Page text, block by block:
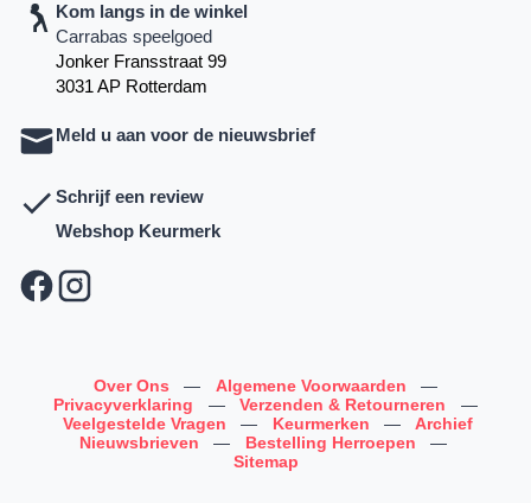
Kom langs in de winkel
Carrabas speelgoed
Jonker Fransstraat 99
3031 AP Rotterdam
Meld u aan voor de nieuwsbrief
Schrijf een review
Webshop Keurmerk
Over Ons — Algemene Voorwaarden
—
Privacyverklaring
— Verzenden & Retourneren
—
Veelgestelde Vragen
— Keurmerken —
Archief
Nieuwsbrieven
— Bestelling Herroepen
—
Sitemap